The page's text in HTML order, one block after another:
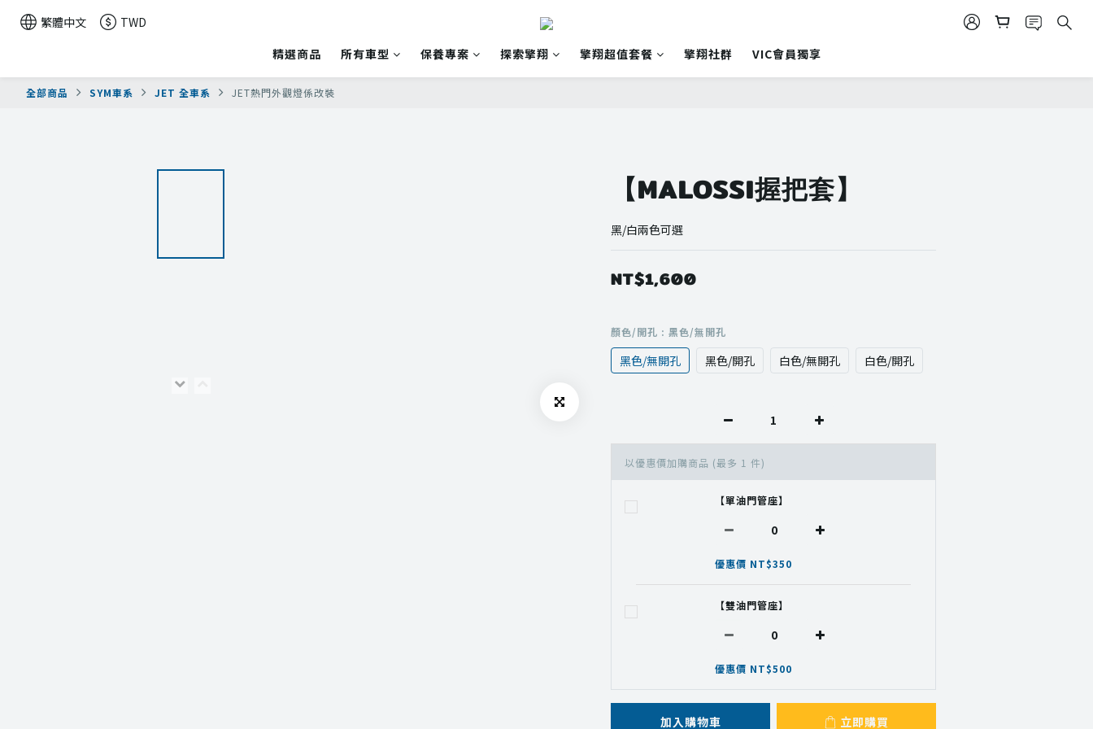
繁體中文
TWD
精選商品
所有車型 保養專案 探索擎翔 擎翔超值套餐 擎翔社群 VIC會員獨享
全部商品 SYM車系 JET 全車系 JET熱門外觀燈係改裝
【MALOSSI握把套】
黑/白兩色可選
NT$1,600
顏色/開孔 : 黑色/無開孔
黑色/無開孔 黑色/開孔 白色/無開孔 白色/開孔
以優惠價加購商品 (最多 1 件)
【單油門管座】
優惠價 NT$350
【雙油門管座】
優惠價 NT$500
加入購物車 立即購買